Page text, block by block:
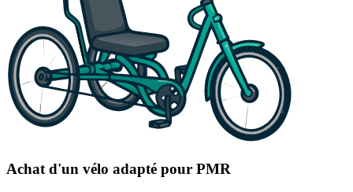
Achat d'un vélo adapté pour PMR